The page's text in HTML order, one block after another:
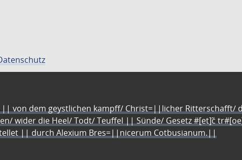
|| von dem geystlichen kampff/ Christ=||licher Ritterschafft/
wider die Heel/ Todt/ Teuffel || Sünde/ Gesetz #[et]c̃
|| durch Alexium Bres=||nicerum Cotbusianum.||